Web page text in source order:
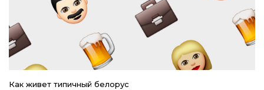
Как живет типичный белорус